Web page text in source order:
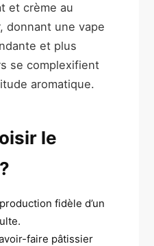
et crème au
donnant une vape
et plus
se complexifient
aromatique.
le
fidèle d’un
faire pâtissier